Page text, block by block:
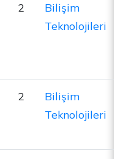
2
Bilişim
Teknolojileri
2
Bilişim
Teknolojileri